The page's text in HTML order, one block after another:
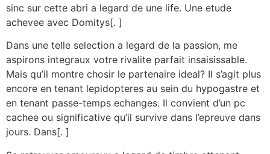
sinc sur cette abri a legard de une life. Une etude
achevee avec Domitys[. ]
Dans une telle selection a legard de la passion, me
aspirons integraux votre rivalite parfait insaisissable.
Mais qu’il montre chosir le partenaire ideal? Il s’agit plus
encore en tenant lepidopteres au sein du hypogastre et
en tenant passe-temps echanges. Il convient d’un pc
cachee ou significative qu’il survive dans l’epreuve dans
jours. Dans[. ]